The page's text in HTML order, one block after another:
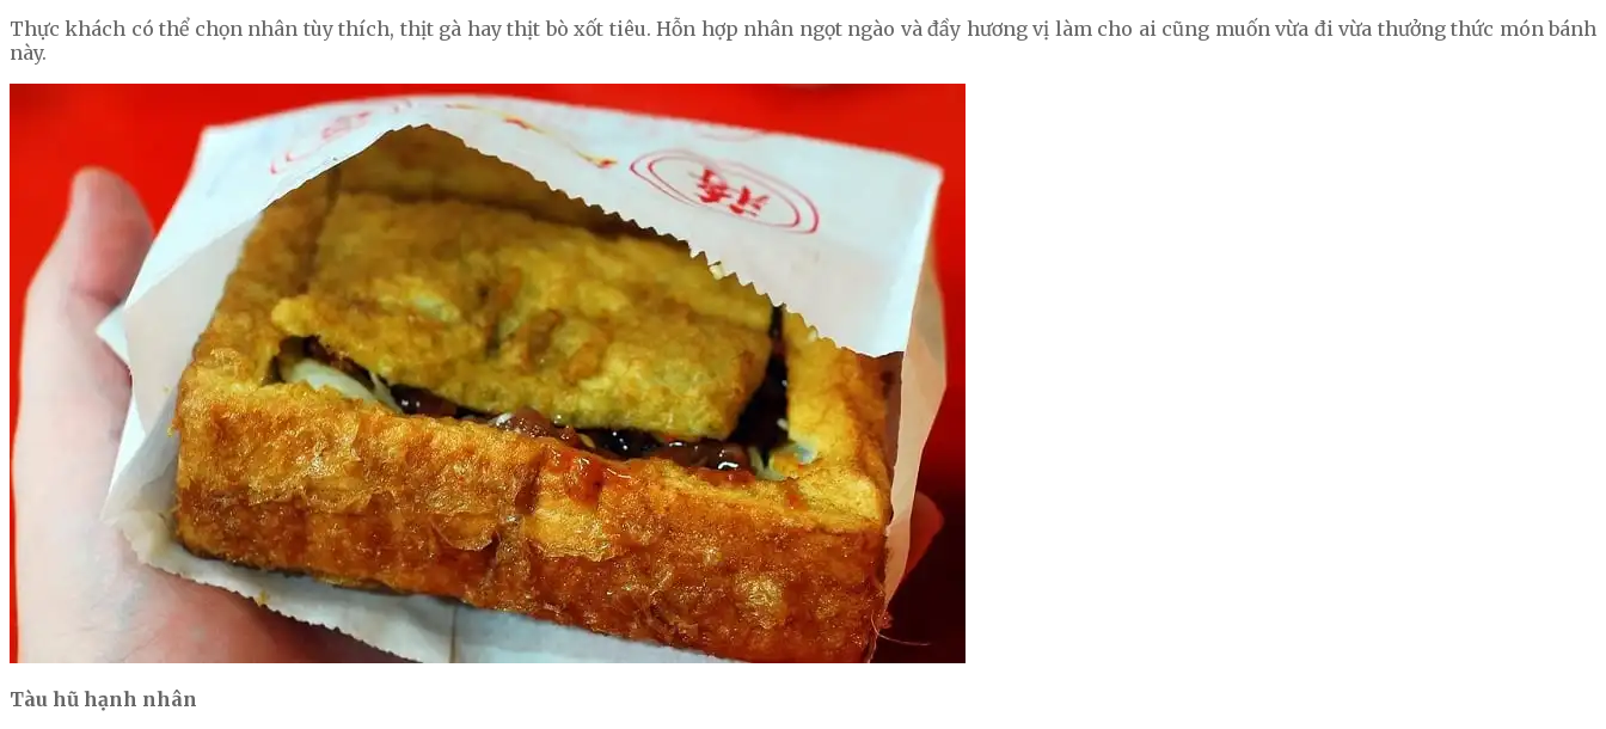
Thực khách có thể chọn nhân tùy thích, thịt gà hay thịt bò xốt tiêu. Hỗn hợp nhân ngọt ngào và đầy hương vị làm cho ai cũng muốn vừa đi vừa thưởng thức món bánh
này.
Tàu hũ hạnh nhân